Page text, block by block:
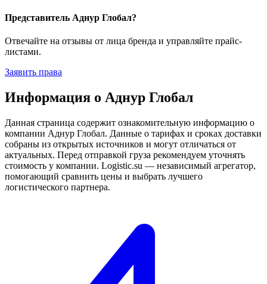
Представитель Аднур Глобал?
Отвечайте на отзывы от лица бренда и управляйте прайс-
листами.
Заявить права
Информация о Аднур Глобал
Данная страница содержит ознакомительную информацию о
компании Аднур Глобал. Данные о тарифах и сроках доставки
собраны из открытых источников и могут отличаться от
актуальных. Перед отправкой груза рекомендуем уточнять
стоимость у компании. Logistic.su — независимый агрегатор,
помогающий сравнить цены и выбрать лучшего
логистического партнера.